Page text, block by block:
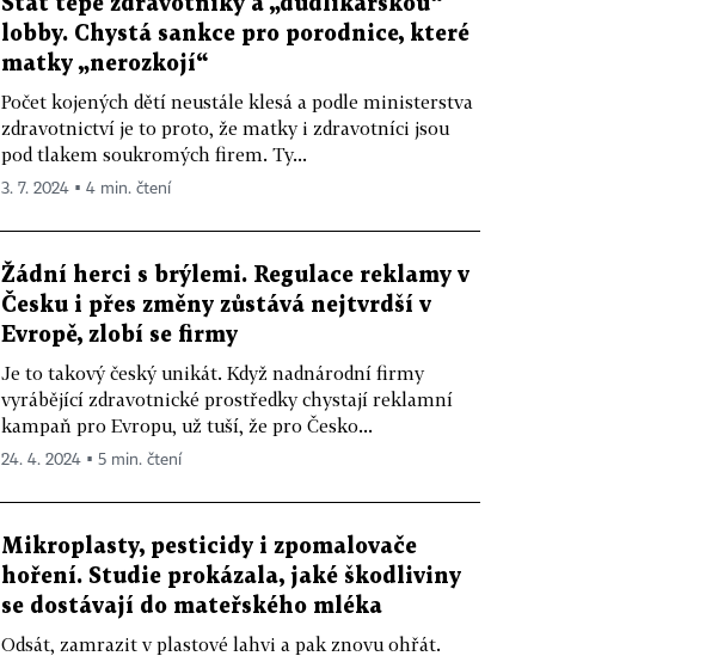
Stát tepe zdravotníky a „dudlíkářskou“
lobby. Chystá sankce pro porodnice, které
matky „nerozkojí“
Počet kojených dětí neustále klesá a podle ministerstva
zdravotnictví je to proto, že matky i zdravotníci jsou
pod tlakem soukromých firem. Ty...
3. 7. 2024 ▪ 4 min. čtení
Žádní herci s brýlemi. Regulace reklamy v
Česku i přes změny zůstává nejtvrdší v
Evropě, zlobí se firmy
Je to takový český unikát. Když nadnárodní firmy
vyrábějící zdravotnické prostředky chystají reklamní
kampaň pro Evropu, už tuší, že pro Česko...
24. 4. 2024 ▪ 5 min. čtení
Mikroplasty, pesticidy i zpomalovače
hoření. Studie prokázala, jaké škodliviny
se dostávají do mateřského mléka
Odsát, zamrazit v plastové lahvi a pak znovu ohřát.